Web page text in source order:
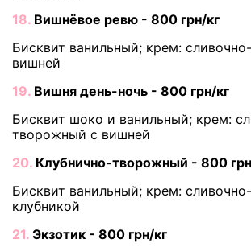
18. Вишнёвое ревю - 800 грн/кг
Бисквит ванильный; крем:
вишней
19. Вишня день-ночь - 800 грн/кг
Бисквит шоко и ванильный; крем:
творожный с вишней
20. Клубнично-творожный - 800
Бисквит ванильный; крем:
клубникой
21. Экзотик - 800 грн/кг